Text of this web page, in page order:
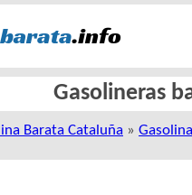
Gasolineras
Barata Cataluña »